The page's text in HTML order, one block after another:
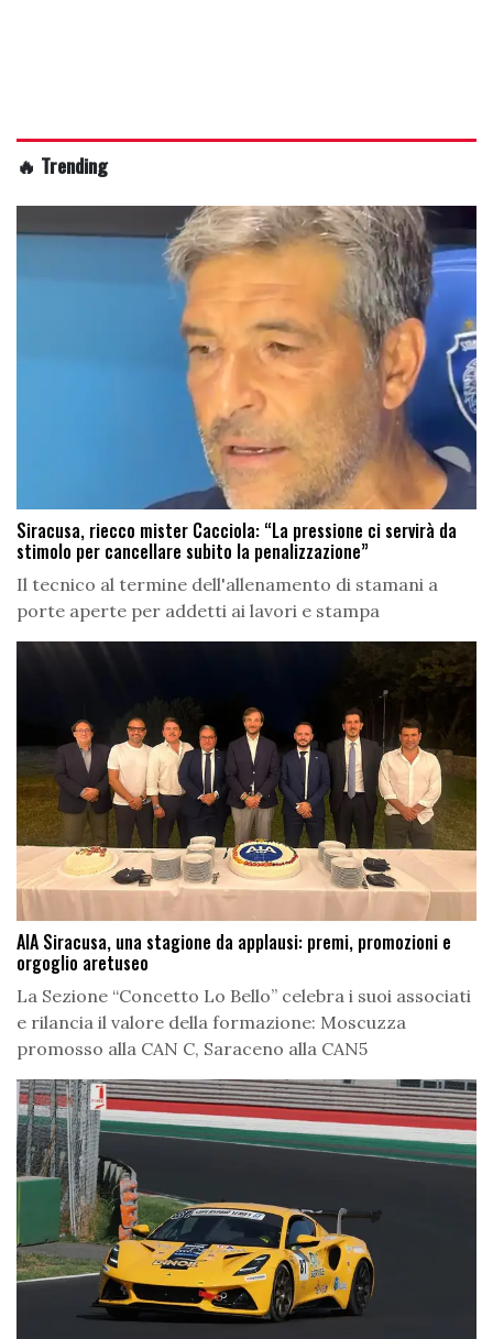
🔥 Trending
Siracusa, riecco mister Cacciola: “La pressione ci servirà da
stimolo per cancellare subito la penalizzazione”
Il tecnico al termine dell'allenamento di stamani a
porte aperte per addetti ai lavori e stampa
AIA Siracusa, una stagione da applausi: premi, promozioni e
orgoglio aretuseo
La Sezione “Concetto Lo Bello” celebra i suoi associati
e rilancia il valore della formazione: Moscuzza
promosso alla CAN C, Saraceno alla CAN5